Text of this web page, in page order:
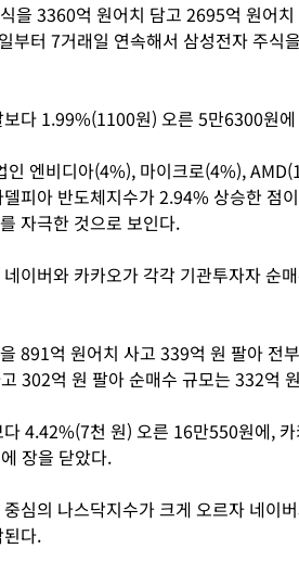
을 3360억 원어치 담고 2695억 원어
부터 7거래일 연속해서 삼성전자 주식
다 1.99%(1100원) 오른 5만6300원
인 엔비디아(4%), 마이크로(4%),
피아 반도체지수가 2.94% 상승한 점
자극한 것으로 보인다.
이버와 카카오가 각각 기관투자자 순
891억 원어치 사고 339억 원 팔아 전
302억 원 팔아 순매수 규모는 332억
4.42%(7천 원) 오른 16만550원에,
장을 닫았다.
심의 나스닥지수가 크게 오르자 네이
다.